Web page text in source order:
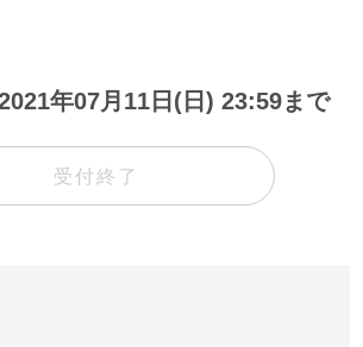
年07月11日(日) 23:59まで
受付終了